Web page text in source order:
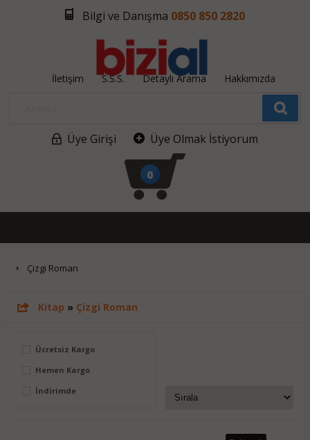
Bilgi ve Danışma 0850 850 2820
İletişim S.S.S. Detaylı Arama Hakkımızda
Üye Girişi Üye Olmak İstiyorum
0
Çizgi Roman
Kitap » Çizgi Roman
Ücretsiz Kargo
Hemen Kargo
İndirimde